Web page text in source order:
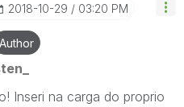
‎2018-10-29 03:20 PM
Author
Inseri na carga do proprio